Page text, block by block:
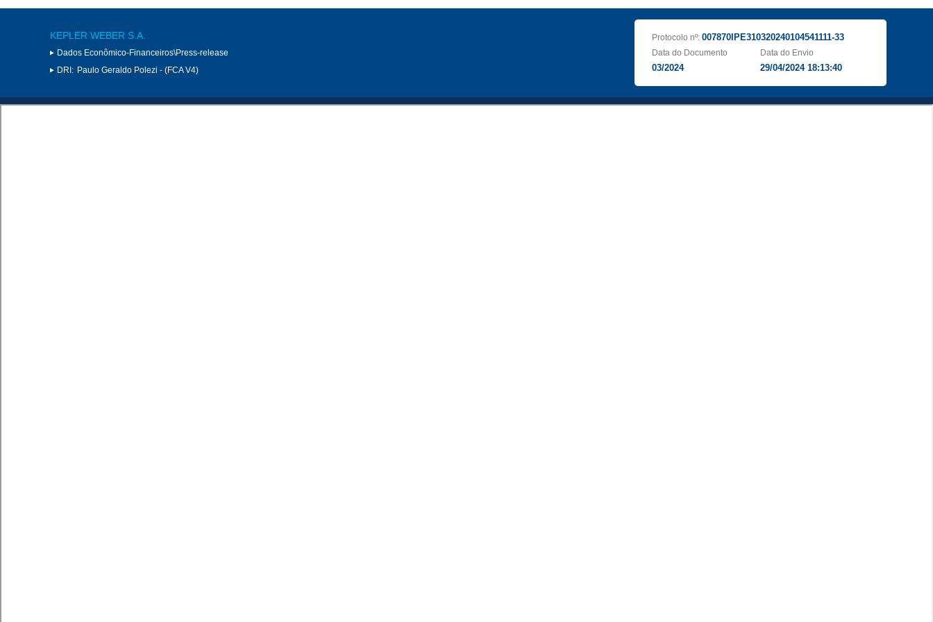
KEPLER WEBER S.A.
Dados Econômico-Financeiros\Press-release
DRI: Paulo Geraldo Polezi - (FCA V4)
Protocolo nº: 007870IPE310320240104541111-33
Data do Documento
03/2024
Data do Envio
29/04/2024 18:13:40